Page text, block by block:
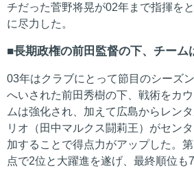
チだった菅野将晃が02年まで指揮を
に尽力した。
長期政権の前田監督の下、チーム
03年はクラブにとって節目のシーズ
へいされた前田秀樹の下、戦術をカ
ムは強化され、加えて広島からレン
リオ（田中マルクス闘莉王）がセン
加することで得点力がアップした。
点で2位と大躍進を遂げ、最終順位も